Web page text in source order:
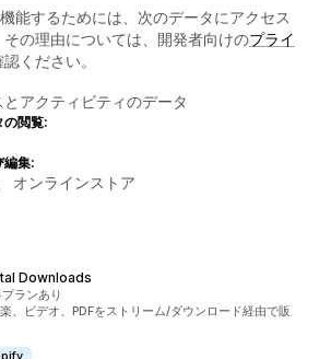
能するためには、次のデータにアクセス
の理由については、開発者向けのプライ
ください。
アクティビティのデータ
の閲覧:
編集:
オンラインストア
Downloads
件
ランあり
、ビデオ、PDFをストリーム/ダウンロード経由で販